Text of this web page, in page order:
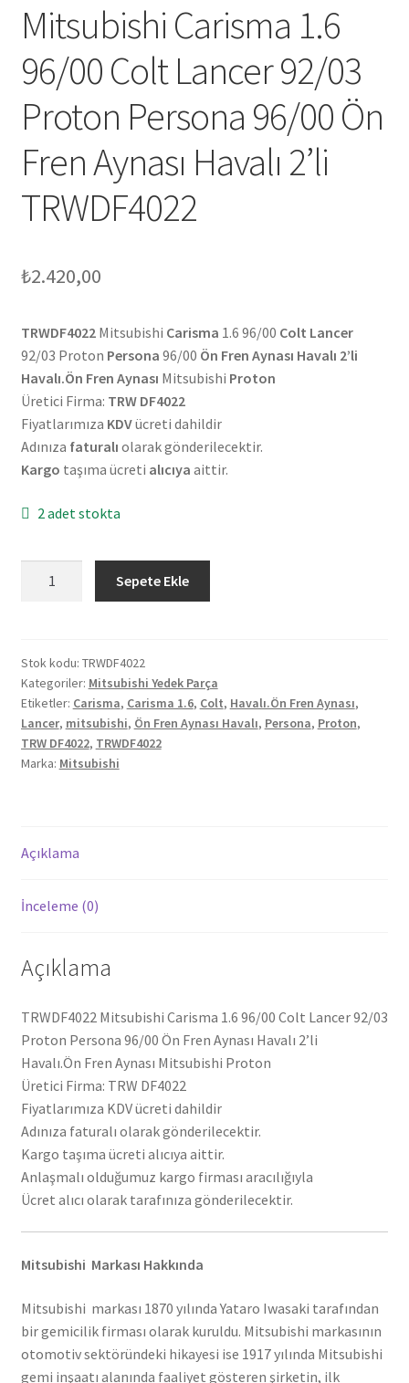
Mitsubishi Carisma 1.6
96/00 Colt Lancer 92/03
Proton Persona 96/00 Ön
Fren Aynası Havalı 2’li
TRWDF4022
₺2.420,00
TRWDF4022Mitsubishi Carisma 1.6 96/00 Colt Lancer
92/03 Proton Persona 96/00 Ön Fren Aynası Havalı 2’li
Havalı.Ön Fren Aynası Mitsubishi Proton
Üretici Firma: TRW DF4022
Fiyatlarımıza KDVücreti dahildir
Adınıza faturalı olarak gönderilecektir.
Kargo taşıma ücreti alıcıya aittir.
2 adet stokta
Colt
Lancer
92/03
Proton
Persona
Aynası
Havalı
TRWDF4022
Sepete Ekle
Stok kodu: TRWDF4022
Kategoriler: Mitsubishi Yedek Parça
Etiketler: Carisma, Carisma 1.6, Colt, Havalı.Ön Fren Aynası,
Lancer, mitsubishi, Ön Fren Aynası Havalı, Persona, Proton,
TRW DF4022, TRWDF4022
Marka: Mitsubishi
Açıklama
İnceleme (0)
Açıklama
TRWDF4022 Mitsubishi Carisma 1.6 96/00 Colt Lancer 92/03
Proton Persona 96/00 Ön Fren Aynası Havalı 2’li
Havalı.Ön Fren Aynası Mitsubishi Proton
Üretici Firma: TRW DF4022
Fiyatlarımıza KDV ücreti dahildir
Adınıza faturalı olarak gönderilecektir.
Kargo taşıma ücreti alıcıya aittir.
Anlaşmalı olduğumuz kargo firması aracılığıyla
Ücret alıcı olarak tarafınıza gönderilecektir.
Mitsubishi Markası Hakkında
Mitsubishi markası 1870 yılında Yataro Iwasaki tarafından
bir gemicilik firması olarak kuruldu. Mitsubishi markasının
otomotiv sektöründeki hikayesi ise 1917 yılında Mitsubishi
gemi inşaatı alanında faaliyet gösteren şirketin, ilk